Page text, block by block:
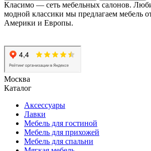
Класимо — cеть мебельных салонов.
модной классики мы предлагаем мебель
Америки и Европы.
Москва
Каталог
Аксессуары
Лавки
Мебель для гостиной
Мебель для прихожей
Мебель для спальни